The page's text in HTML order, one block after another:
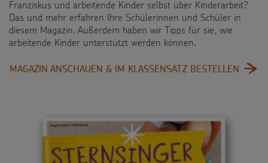
Franziskus und arbeitende Kinder selbst über Kinderarbeit?
Das und mehr erfahren Ihre Schülerinnen und Schüler in
diesem Magazin. Außerdem haben wir Tipps für sie, wie
arbeitende Kinder unterstützt werden können.
MAGAZIN ANSCHAUEN & IM KLASSENSATZ BESTELLEN